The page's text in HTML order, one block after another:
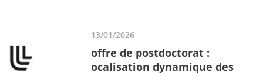
13/01/2026
offre de postdoctorat :
ocalisation dynamique des